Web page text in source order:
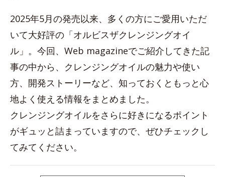
2025年5月の発売以来、多くの方にご愛用いただ
いて大好評の「オルビスザクレンジングオイ
ル」。今回、Web magazineでご紹介してきた記
事の中から、クレンジングオイルの魅力や使い
方、開発ストーリーなど、知っておくともっと心
地よく使える情報をまとめました。
クレンジングオイルをさらに好きになるポイント
がギュッと詰まっていますので、ぜひチェックし
てみてください。